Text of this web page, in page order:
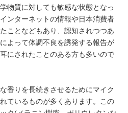
物質に対しても敏感な状態となっ
ンターネットの情報や日本消費者
ことなどもあり、認知されつつあ
よって体調不良を誘発する報告が
にされたことのある方も多いので
香りを長続きさせるためにマイク
ているものが多くあります。この